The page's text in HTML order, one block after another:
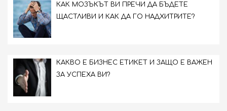
КАК МОЗЪКЪТ ВИ ПРЕЧИ ДА БЪДЕТЕ
ЩАСТЛИВИ И КАК ДА ГО НАДХИТРИТЕ?
КАКВО Е БИЗНЕС ЕТИКЕТ И ЗАЩО Е ВАЖЕН
ЗА УСПЕХА ВИ?